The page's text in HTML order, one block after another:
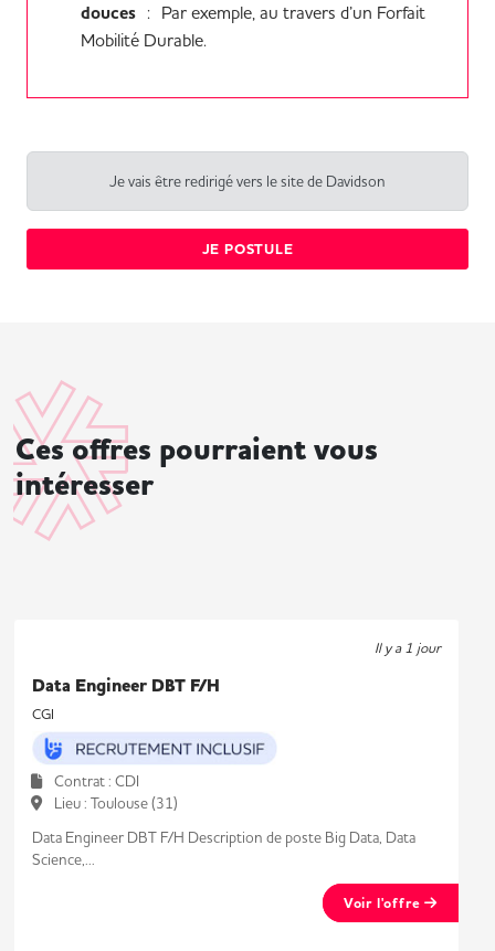
douces : Par exemple, au travers d’un Forfait
Mobilité Durable.
Je vais être redirigé vers le site de Davidson
JE POSTULE
Ces offres pourraient vous
intéresser
Il y a 1 jour
Data Engineer DBT F/H
CGI
Contrat : CDI
Lieu : Toulouse (31)
Data Engineer DBT F/H Description de poste Big Data, Data
Science,...
Voir l'offre